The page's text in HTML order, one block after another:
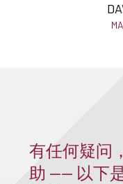
有任何疑问
助 —— 以下